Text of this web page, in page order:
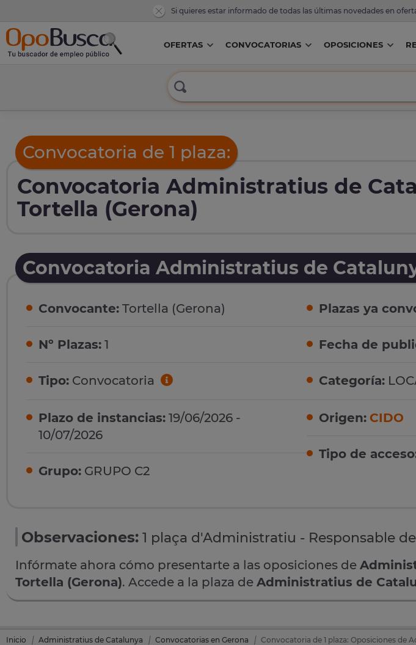
Si quieres estar informado de todas las últimas novedades en
OFERTAS CONVOCATORIAS OPOSICIONES
Convocatoria de 1 plaza:
Convocatoria Administratius de
Tortella (Gerona)
Convocatoria Administratius de
Convocante: Tortella (Gerona)
Nº Plazas: 1
Tipo: Convocatoria
Plazo de instancias: 19/06/2026 -
10/07/2026
Grupo: GRUPO C2
Plazas ya
Fecha de
Categoría:
Origen: CIDO
Tipo de
Observaciones: 1 plaça d'Administratiu - Responsable
Infórmate ahora cómo presentarte a las oposiciones de
Tortella (Gerona). Accede a la plaza de Administratius de
Inicio Administratius de Catalunya Convocatorias en Gerona Convocatoria de 1 plaza: Oposiciones de